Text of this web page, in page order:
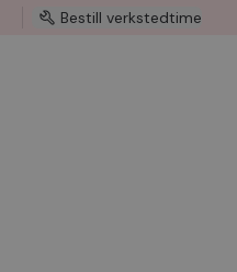
Bestill verkstedtime